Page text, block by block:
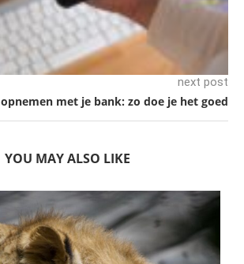
next post
met je bank: zo doe je het goed
YOU MAY ALSO LIKE